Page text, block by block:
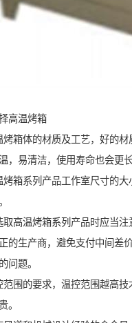
高温烤箱
烤箱体的材质及工艺，好的
，易清洁，使用寿命也会更长
烤箱系列产品工作室尺寸的
取高温烤箱系列产品时应当
的生产商，避免支付中间差
问题。
范围的要求，温控范围越高
。